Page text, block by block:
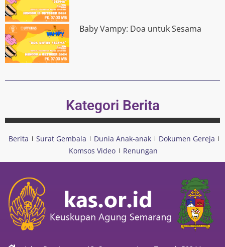
Baby Vampy: Doa untuk Sesama
Kategori Berita
Berita Surat Gembala Dunia Anak-anak
Dokumen Gereja
Komsos Video
Renungan